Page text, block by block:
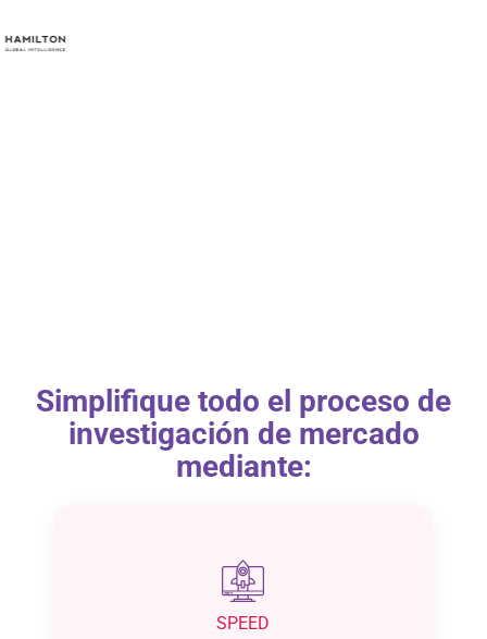
Simplifique todo el proceso de
investigación de mercado
mediante:
SPEED